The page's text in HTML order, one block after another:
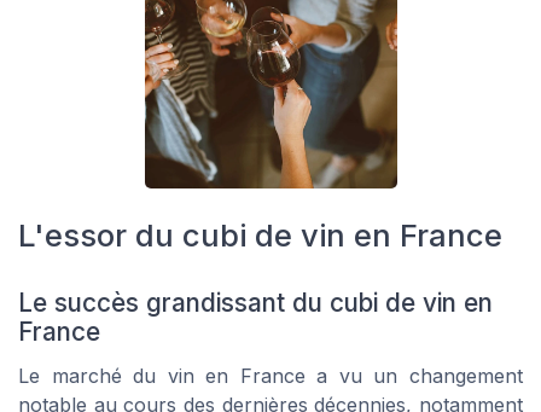
L'essor du cubi de vin en France
Le succès grandissant du cubi de vin en
France
Le marché du vin en France a vu un changement
notable au cours des dernières décennies, notamment